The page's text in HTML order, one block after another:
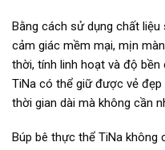
Bằng cách sử dụng chất
cảm giác mềm mại, mịn
thời, tính linh hoạt và độ
TiNa có thể giữ được vẻ
thời gian dài mà không cần
Búp bê thực thể TiNa không